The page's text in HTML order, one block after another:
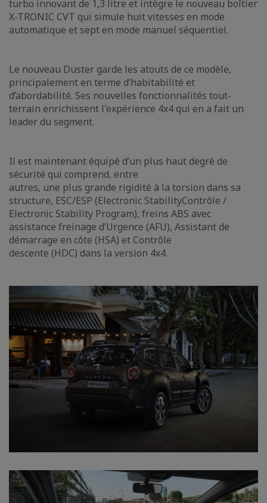
turbo innovant de 1,3 litre et intègre le nouveau boîtier
X-TRONIC CVT qui simule huit vitesses en mode
automatique et sept en mode manuel séquentiel.
Le nouveau Duster garde les atouts de ce modèle,
principalement en terme d’habitabilité et
d’abordabilité. Ses nouvelles fonctionnalités tout-
terrain enrichissent l'expérience 4x4 qui en a fait un
leader du segment.
Il est maintenant équipé d’un plus haut degré de
sécurité qui comprend, entre
autres, une plus grande rigidité à la torsion dans sa
structure, ESC/ESP (Electronic StabilityContrôle /
Electronic Stability Program), freins ABS avec
assistance freinage d’Urgence (AFU), Assistant de
démarrage en côte (HSA) et Contrôle
descente (HDC) dans la version 4x4.